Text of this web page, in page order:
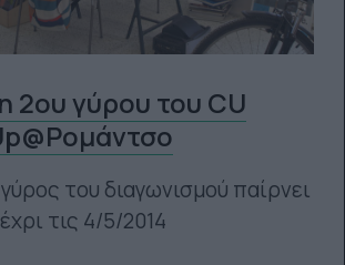
2ου γύρου του CU
του διαγωνισμού παίρνει
τις 4/5/2014